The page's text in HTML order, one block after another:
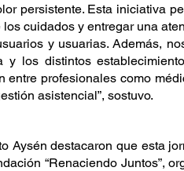
persistente. Esta iniciativa
cuidados y entregar una
y usuarias. Además,
y los distintos
entre profesionales como
asistencial”, sostuvo.
Aysén destacaron que esta
“Renaciendo Juntos”,